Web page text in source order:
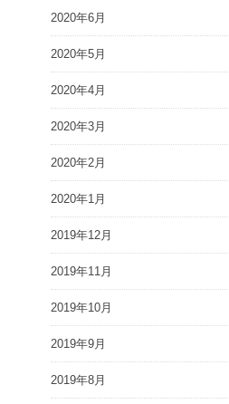
2020年6月
2020年5月
2020年4月
2020年3月
2020年2月
2020年1月
2019年12月
2019年11月
2019年10月
2019年9月
2019年8月